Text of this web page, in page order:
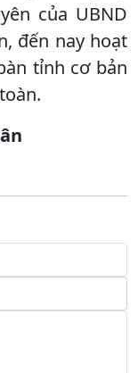
của UBND
đến nay hoạt
tỉnh cơ bản